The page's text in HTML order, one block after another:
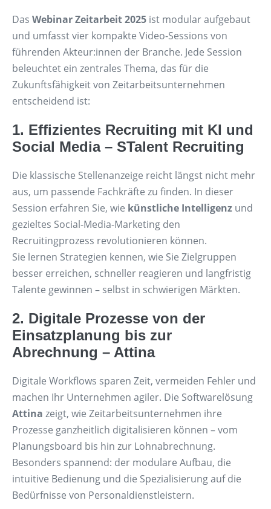
Das Webinar Zeitarbeit 2025 ist modular aufgebaut
und umfasst vier kompakte Video-Sessions von
führenden Akteur:innen der Branche. Jede Session
beleuchtet ein zentrales Thema, das für die
Zukunftsfähigkeit von Zeitarbeitsunternehmen
entscheidend ist:
1. Effizientes Recruiting mit KI und
Social Media – STalent Recruiting
Die klassische Stellenanzeige reicht längst nicht mehr
aus, um passende Fachkräfte zu finden. In dieser
Session erfahren Sie, wie künstliche Intelligenz und
gezieltes Social-Media-Marketing den
Recruitingprozess revolutionieren können.
Sie lernen Strategien kennen, wie Sie Zielgruppen
besser erreichen, schneller reagieren und langfristig
Talente gewinnen – selbst in schwierigen Märkten.
2. Digitale Prozesse von der
Einsatzplanung bis zur
Abrechnung – Attina
Digitale Workflows sparen Zeit, vermeiden Fehler und
machen Ihr Unternehmen agiler. Die Softwarelösung
Attina zeigt, wie Zeitarbeitsunternehmen ihre
Prozesse ganzheitlich digitalisieren können – vom
Planungsboard bis hin zur Lohnabrechnung.
Besonders spannend: der modulare Aufbau, die
intuitive Bedienung und die Spezialisierung auf die
Bedürfnisse von Personaldienstleistern.